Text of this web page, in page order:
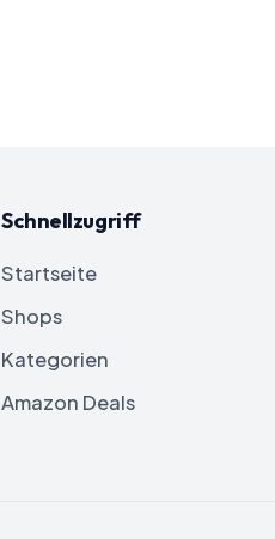
Schnellzugriff
Startseite
Shops
Kategorien
Amazon Deals